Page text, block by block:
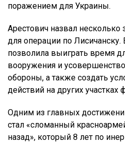
поражением для Украины.
Арестович назвал несколько
для операции по Лисичанску.
позволила выиграть время
вооружения и
обороны, а также создать
действий на других участках
Одним из главных
стал «сломанный
назад», который 8 лет по